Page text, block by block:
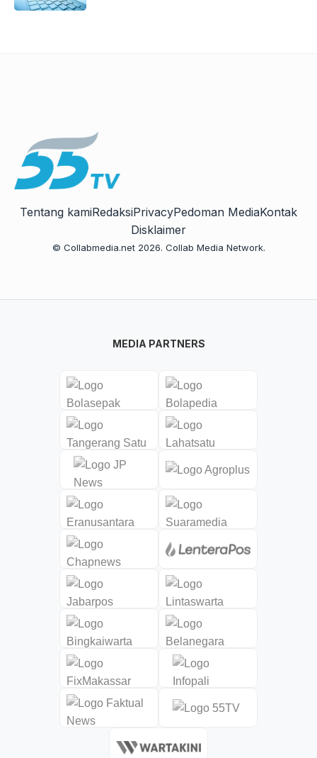
Tentang kamiRedaksiPrivacyPedoman MediaKontak
Disklaimer
© Collabmedia.net 2026. Collab Media Network.
MEDIA PARTNERS